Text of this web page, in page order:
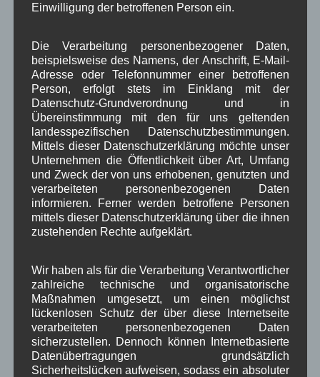
in Wallgau,Pressespiegel Fest,Ochsenrennen
Wallgauer Rennochsen werden
vorgestellt – Teil 8
ImOnline-Artikel
vom 08.07.2016 auf
Kreisbote.de wird
der nächste Ochse
des ersten
Wallgauer
Ochsenrennens
Lesen Sie hierzu auch unserenBericht zum
Gründungsjubiläum der Feuerwehr Wallgaumit
dem Festprogramm.
in Wallgau , Ochsenrennen,
Veranstaltung, Zeitung
Einwilligung der betroffenen Person ein.
Die Verarbeitung personenbezogener Daten,
beispielsweise des Namens, der Anschrift, E-Mail-
Adresse oder Telefonnummer einer betroffenen
Person, erfolgt stets im Einklang mit der
Datenschutz-Grundverordnung und in
Übereinstimmung mit den für uns geltenden
landesspezifischen Datenschutzbestimmungen.
Mittels dieser Datenschutzerklärung möchte unser
Unternehmen die Öffentlichkeit über Art, Umfang
und Zweck der von uns erhobenen, genutzten und
verarbeiteten personenbezogenen Daten
informieren. Ferner werden betroffene Personen
mittels dieser Datenschutzerklärung über die ihnen
zustehenden Rechte aufgeklärt.
Wir haben als für die Verarbeitung Verantwortlicher
zahlreiche technische und organisatorische
Maßnahmen umgesetzt, um einen möglichst
lückenlosen Schutz der über diese Internetseite
verarbeiteten personenbezogenen Daten
sicherzustellen. Dennoch können Internetbasierte
Datenübertragungen grundsätzlich
Sicherheitslücken aufweisen, sodass ein absoluter